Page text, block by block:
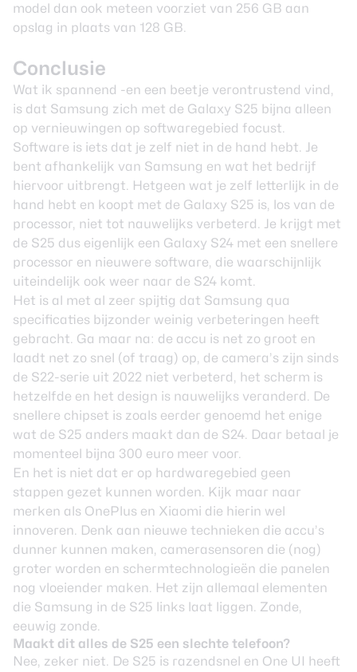
model dan ook meteen voorziet van 256 GB aan
opslag in plaats van 128 GB.
Conclusie
Wat ik spannend -en een beetje verontrustend vind,
is dat Samsung zich met de Galaxy S25 bijna alleen
op vernieuwingen op softwaregebied focust.
Software is iets dat je zelf niet in de hand hebt. Je
bent afhankelijk van Samsung en wat het bedrijf
hiervoor uitbrengt. Hetgeen wat je zelf letterlijk in de
hand hebt en koopt met de Galaxy S25 is, los van de
processor, niet tot nauwelijks verbeterd. Je krijgt met
de S25 dus eigenlijk een Galaxy S24 met een snellere
processor en nieuwere software, die waarschijnlijk
uiteindelijk ook weer naar de S24 komt.
Het is al met al zeer spijtig dat Samsung qua
specificaties bijzonder weinig verbeteringen heeft
gebracht. Ga maar na: de accu is net zo groot en
laadt net zo snel (of traag) op, de camera’s zijn sinds
de S22-serie uit 2022 niet verbeterd, het scherm is
hetzelfde en het design is nauwelijks veranderd. De
snellere chipset is zoals eerder genoemd het enige
wat de S25 anders maakt dan de S24. Daar betaal je
momenteel bijna 300 euro meer voor.
En het is niet dat er op hardwaregebied geen
stappen gezet kunnen worden. Kijk maar naar
merken als OnePlus en Xiaomi die hierin wel
innoveren. Denk aan nieuwe technieken die accu’s
dunner kunnen maken, camerasensoren die (nog)
groter worden en schermtechnologieën die panelen
nog vloeiender maken. Het zijn allemaal elementen
die Samsung in de S25 links laat liggen. Zonde,
eeuwig zonde.
Maakt dit alles de S25 een slechte telefoon?
Nee, zeker niet. De S25 is razendsnel en One UI heeft